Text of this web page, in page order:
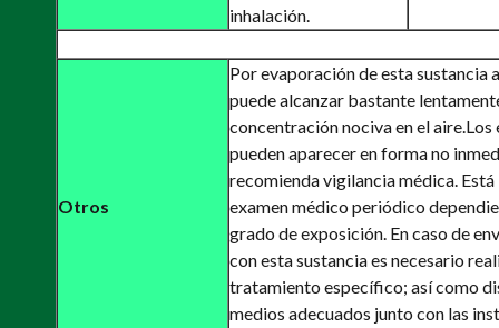
inhalación.
Otros
Por evaporación de esta sustancia
puede alcanzar bastante
concentración nociva en el aire.Los
pueden aparecer en forma no
recomienda vigilancia médica.
examen médico periódico
grado de exposición. En caso de
con esta sustancia es necesario
tratamiento específico; así como
medios adecuados junto con las